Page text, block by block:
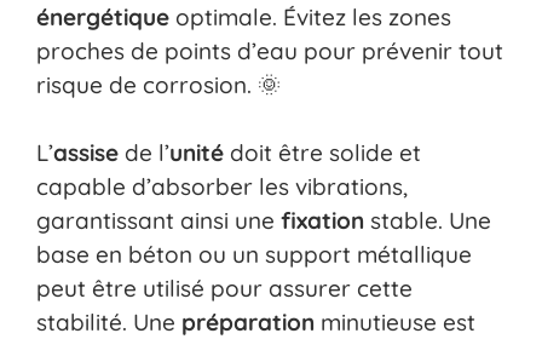
énergétique optimale. Évitez les zones
proches de points d’eau pour prévenir tout
risque de corrosion. 🌞
L’assise de l’unité doit être solide et
capable d’absorber les vibrations,
garantissant ainsi une fixation stable. Une
base en béton ou un support métallique
peut être utilisé pour assurer cette
stabilité. Une préparation minutieuse est